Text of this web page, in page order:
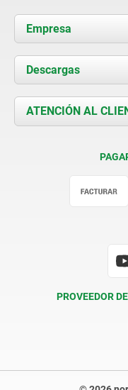
Empresa
Acerca de
Novedades
Contacto
Descargas
Documents
ATENCIÓN AL
PROVEEDOR